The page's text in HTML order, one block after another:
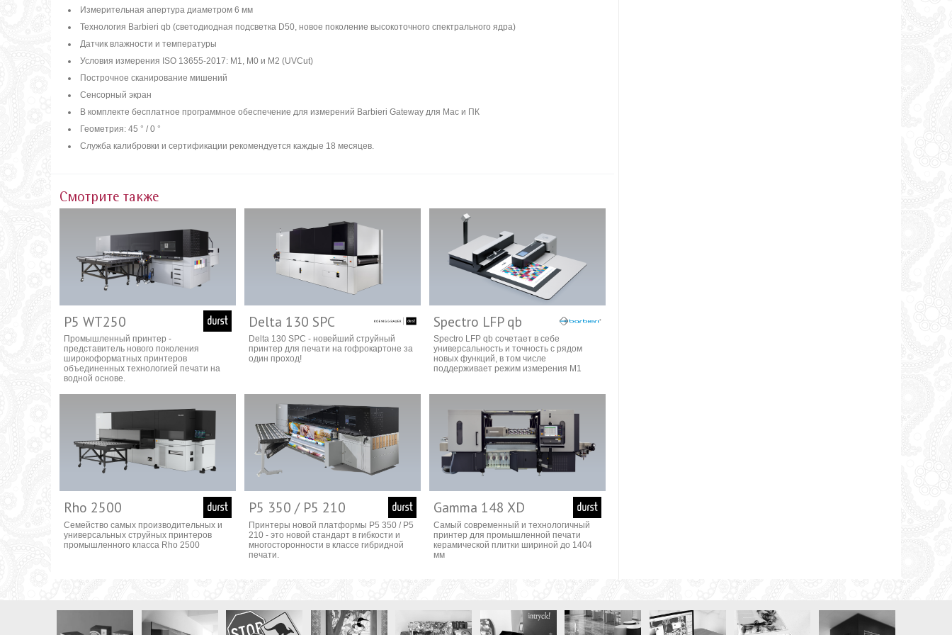
Измерительная апертура диаметром 6 мм
Технология Barbieri qb (светодиодная подсветка D50, новое поколение высокоточного спектрального ядра)
Датчик влажности и температуры
Условия измерения ISO 13655-2017: M1, M0 и M2 (UVCut)
Построчное сканирование мишений
Сенсорный экран
В комплекте бесплатное программное обеспечение для измерений Barbieri Gateway для Mac и ПК
Геометрия: 45 ° / 0 °
Служба калибровки и сертификации рекомендуется каждые 18 месяцев.
Смотрите также
P5 WT250
Промышленный принтер -
представитель нового поколения
широкоформатных принтеров
объединенных технологией печати на
водной основе.
Delta 130 SPC
Delta 130 SPC - новейший струйный
принтер для печати на гофрокартоне за
один проход!
Spectro LFP qb
Spectro LFP qb сочетает в себе
универсальность и точность с рядом
новых функций, в том числе
поддерживает режим измерения M1
Rho 2500
Семейство самых производительных и
универсальных струйных принтеров
промышленного класса Rho 2500
P5 350 / P5 210
Принтеры новой платформы P5 350 / P5
210 - это новой стандарт в гибкости и
многосторонности в классе гибридной
печати.
Gamma 148 XD
Самый современный и технологичный
принтер для промышленной печати
керамической плитки шириной до 1404
мм